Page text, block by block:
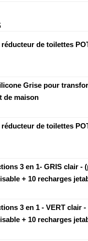
réducteur de toilettes
Grise pour
de maison
réducteur de toilettes
3 en 1- GRIS clair -
+ 10 recharges
3 en 1 - VERT clair
+ 10 recharges